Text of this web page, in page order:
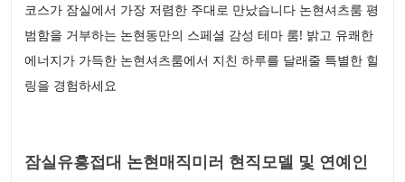
코스가 잠실에서 가장 저렴한 주대로 만났습니다 논현셔츠룸 평
범함을 거부하는 논현동만의 스페셜 감성 테마 룸! 밝고 유쾌한
에너지가 가득한 논현셔츠룸에서 지친 하루를 달래줄 특별한 힐
링을 경험하세요
잠실유흥접대 논현매직미러 현직모델 및 연예인